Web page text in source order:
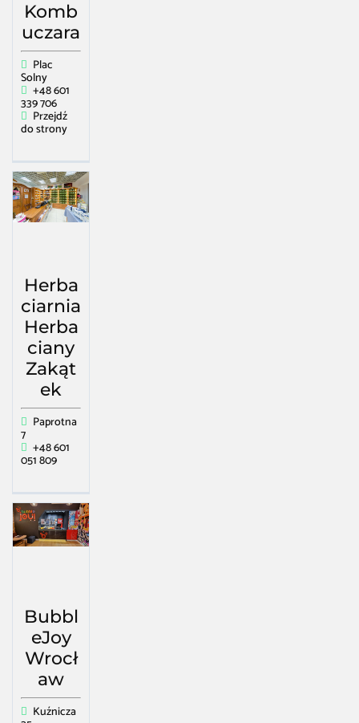
Komb
uczara
Plac
Solny
+48 601
339 706
Przejdź
do strony
Herba
ciarnia
Herba
ciany
Zakąt
ek
Paprotna
7
+48 601
051 809
Bubbl
eJoy
Wrocł
aw
Kuźnicza